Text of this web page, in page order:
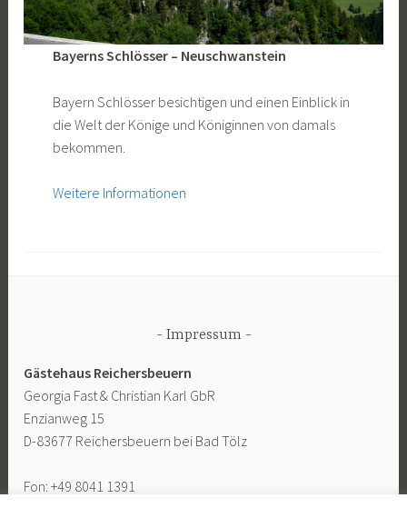
Bayerns Schlösser – Neuschwanstein
Bayern Schlösser besichtigen und einen Einblick in
die Welt der Könige und Königinnen von damals
bekommen.
Weitere Informationen
Impressum
Gästehaus Reichersbeuern
Georgia Fast & Christian Karl GbR
Enzianweg 15
D-83677 Reichersbeuern bei Bad Tölz
Fon: +49 8041 1391